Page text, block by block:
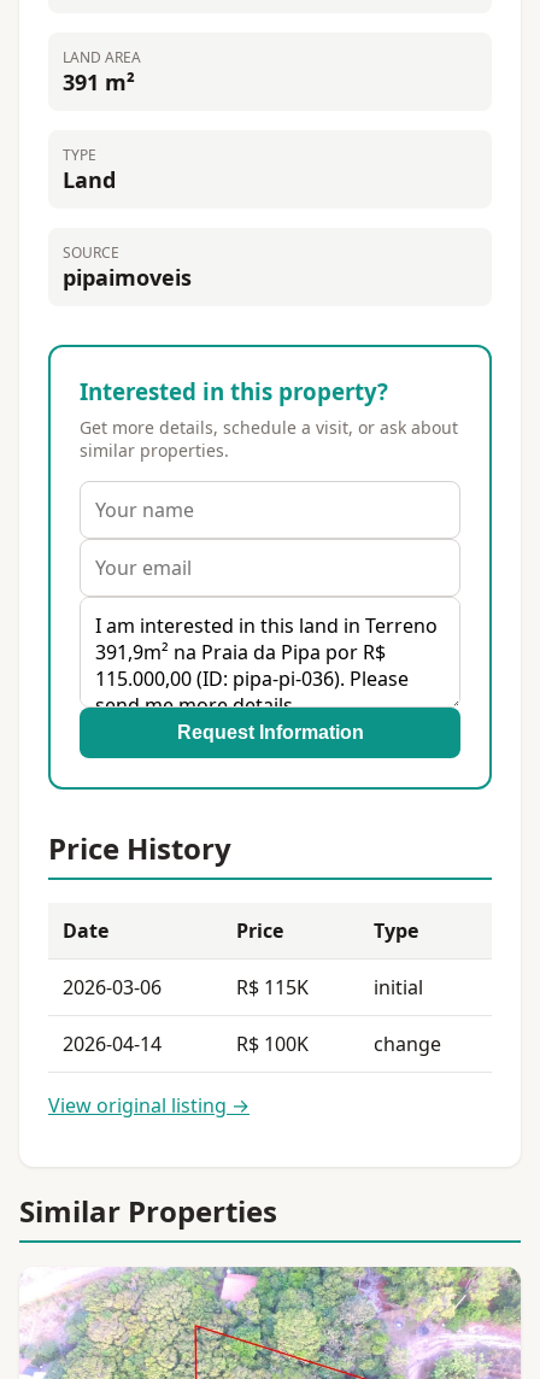
LAND AREA
391 m²
TYPE
Land
SOURCE
pipaimoveis
Interested in this property?
Get more details, schedule a visit, or ask about
similar properties.
Request Information
Price History
Date Price Type
2026-03-06 R$ 115K initial
2026-04-14 R$ 100K change
View original listing →
Similar Properties